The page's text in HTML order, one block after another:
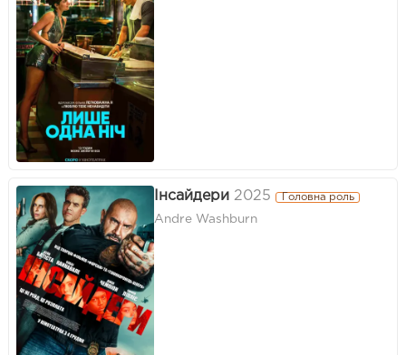
Інсайдери 2025 Головна роль
Andre Washburn